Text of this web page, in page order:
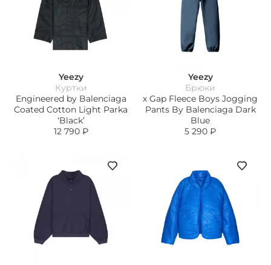
Yeezy
Куртки
Engineered by Balenciaga
Coated Cotton Light Parka
‘Black’
12 790 ₽
Yeezy
Брюки
х Gap Fleece Boys Jogging
Pants By Balenciaga Dark
Blue
5 290 ₽